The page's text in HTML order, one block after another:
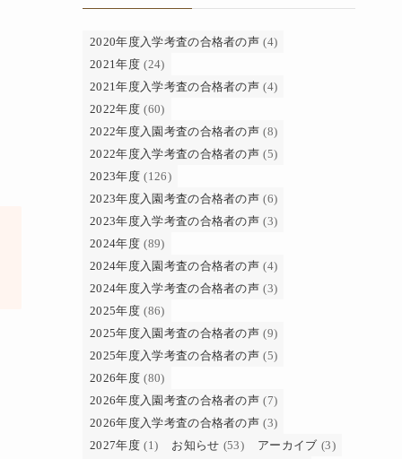
2020年度入学考査の合格者の声 (4)
2021年度 (24)
2021年度入学考査の合格者の声 (4)
2022年度 (60)
2022年度入園考査の合格者の声 (8)
2022年度入学考査の合格者の声 (5)
2023年度 (126)
2023年度入園考査の合格者の声 (6)
2023年度入学考査の合格者の声 (3)
2024年度 (89)
2024年度入園考査の合格者の声 (4)
2024年度入学考査の合格者の声 (3)
2025年度 (86)
2025年度入園考査の合格者の声 (9)
2025年度入学考査の合格者の声 (5)
2026年度 (80)
2026年度入園考査の合格者の声 (7)
2026年度入学考査の合格者の声 (3)
2027年度 (1) お知らせ (53) アーカイブ (3)